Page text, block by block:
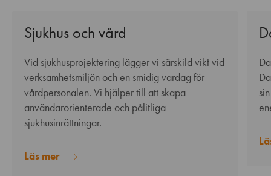
Sjukhus och vård
Vid sjukhusprojektering lägger vi särskild vikt vid
verksamhetsmiljön och en smidig vardag för
vårdpersonalen. Vi hjälper till att skapa
användarorienterade och pålitliga
sjukhusinrättningar.
Läs mer